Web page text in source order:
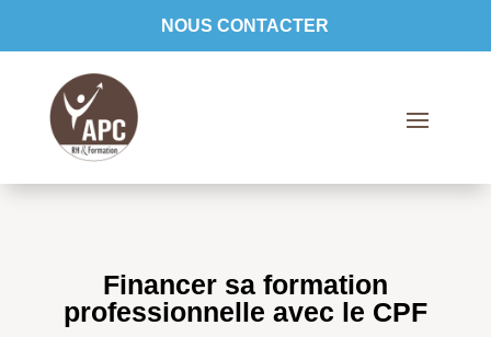
NOUS CONTACTER
Financer sa formation
professionnelle avec le CPF